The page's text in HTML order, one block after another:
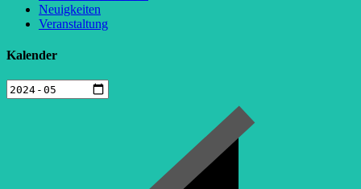
Neuigkeiten
Veranstaltung
Kalender